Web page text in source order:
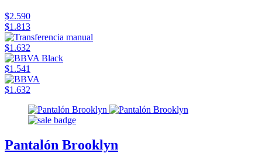
$2.590
$1.813
$1.632
$1.541
$1.632
Pantalón Brooklyn